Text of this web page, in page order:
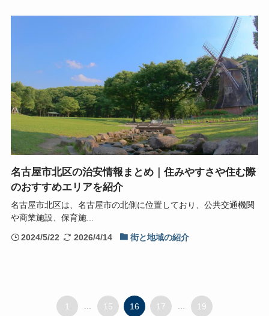
名古屋市北区の治安情報まとめ｜住みやすさや住む際
のおすすめエリアを紹介
名古屋市北区は、名古屋市の北側に位置しており、公共交通機関
や商業施設、保育施...
2024/5/22 2026/4/14 街と地域の紹介
1 15 16 17 19